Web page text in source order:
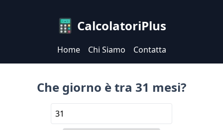
CalcolatoriPlus
Home Chi Siamo Contatta
Che giorno è tra 31 mesi?